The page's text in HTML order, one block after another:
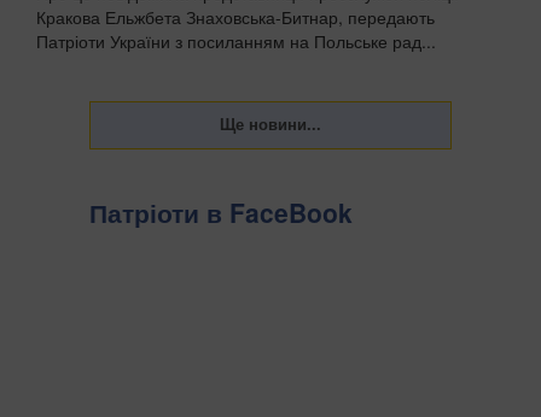
Кракова Ельжбета Знаховська-Битнар, передають
Патріоти України з посиланням на Польське рад...
Патріоти в FaceBook